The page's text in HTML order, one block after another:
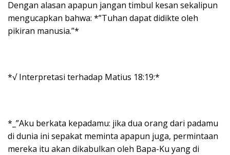
Dengan alasan apapun jangan timbul kesan sekalipun
mengucapkan bahwa: *”Tuhan dapat didikte oleh
pikiran manusia.”*
*√ Interpretasi terhadap Matius 18:19:*
*_”Aku berkata kepadamu: jika dua orang dari padamu
di dunia ini sepakat meminta apapun juga, permintaan
mereka itu akan dikabulkan oleh Bapa-Ku yang di